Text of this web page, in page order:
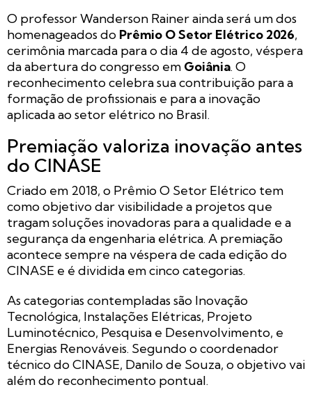
O professor Wanderson Rainer ainda será um dos
homenageados do Prêmio O Setor Elétrico 2026,
cerimônia marcada para o dia 4 de agosto, véspera
da abertura do congresso em Goiânia. O
reconhecimento celebra sua contribuição para a
formação de profissionais e para a inovação
aplicada ao setor elétrico no Brasil.
Premiação valoriza inovação antes
do CINASE
Criado em 2018, o Prêmio O Setor Elétrico tem
como objetivo dar visibilidade a projetos que
tragam soluções inovadoras para a qualidade e a
segurança da engenharia elétrica. A premiação
acontece sempre na véspera de cada edição do
CINASE e é dividida em cinco categorias.
As categorias contempladas são Inovação
Tecnológica, Instalações Elétricas, Projeto
Luminotécnico, Pesquisa e Desenvolvimento, e
Energias Renováveis. Segundo o coordenador
técnico do CINASE, Danilo de Souza, o objetivo vai
além do reconhecimento pontual.